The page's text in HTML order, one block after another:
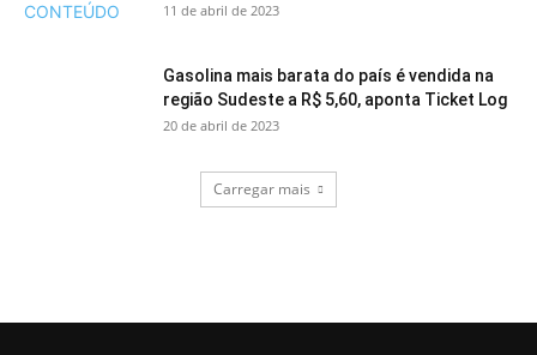
11 de abril de 2023
Gasolina mais barata do país é vendida na
região Sudeste a R$ 5,60, aponta Ticket Log
20 de abril de 2023
Carregar mais